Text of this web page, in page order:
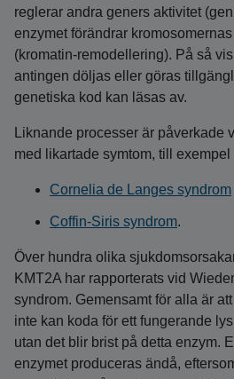
reglerar andra geners aktivitet
enzymet förändrar
(kromatin-remodellering). På så
antingen döljas eller göras
genetiska kod kan läsas av.
Liknande processer är påverkade
med likartade symtom, till exempel
Cornelia de Langes syndrom
Coffin-Siris syndrom.
Över hundra olika
KMT2A har rapporterats vid
syndrom. Gemensamt för alla är
inte kan koda för ett fungerande
utan det blir brist på detta enzym.
enzymet produceras ändå,